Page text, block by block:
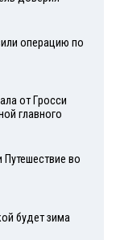
операцию по
от Гросси
главного
Путешествие во
будет зима